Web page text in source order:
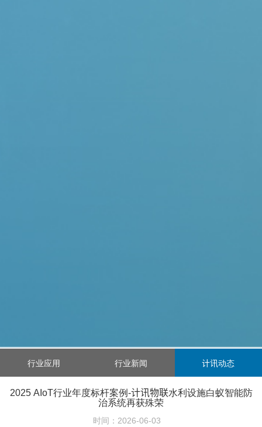
行业应用 行业新闻 计讯动态
2025 AIoT行业年度标杆案例-计讯物联水利设施白蚁智能防
治系统再获殊荣
时间：2026-06-03